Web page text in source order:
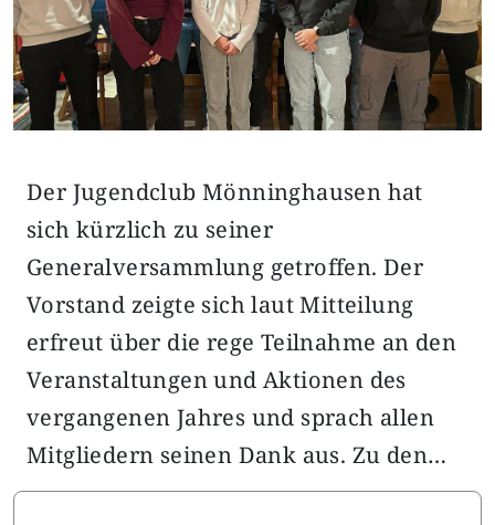
Der Jugendclub Mönninghausen hat
sich kürzlich zu seiner
Generalversammlung getroffen. Der
Vorstand zeigte sich laut Mitteilung
erfreut über die rege Teilnahme an den
Veranstaltungen und Aktionen des
vergangenen Jahres und sprach allen
Mitgliedern seinen Dank aus. Zu den…